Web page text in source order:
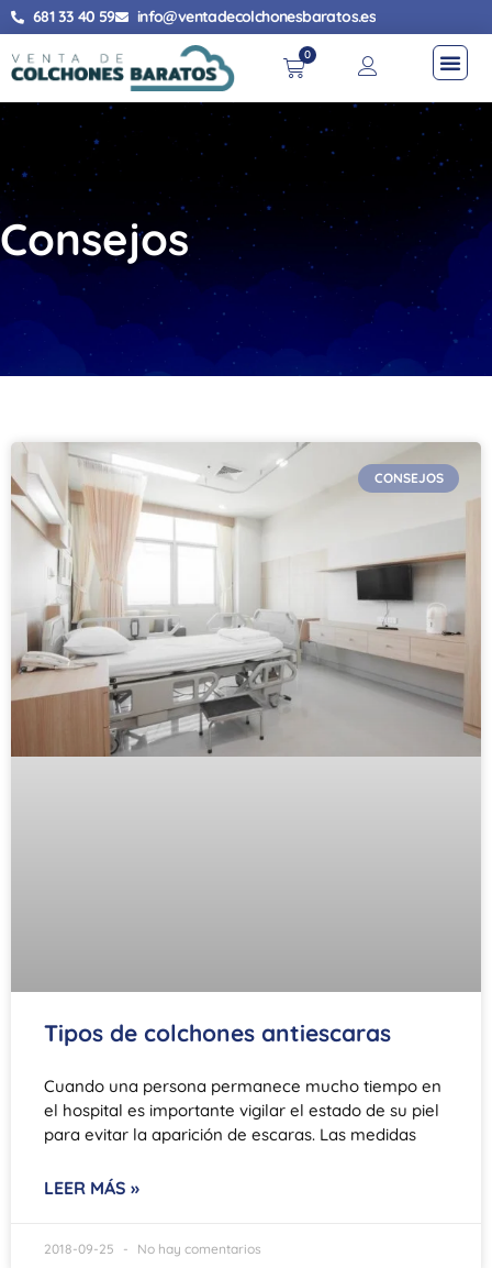
681 33 40 59 info@ventadecolchonesbaratos.es
0
Consejos
CONSEJOS
Tipos de colchones antiescaras
Cuando una persona permanece mucho tiempo en
el hospital es importante vigilar el estado de su piel
para evitar la aparición de escaras. Las medidas
LEER MÁS »
2018-09-25 No hay comentarios